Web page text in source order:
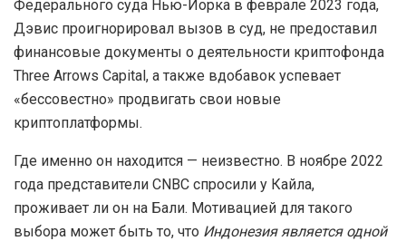
Федерального суда Нью-Йорка в феврале 2023 года,
Дэвис проигнорировал вызов в суд, не предоставил
финансовые документы о деятельности криптофонда
Three Arrows Capital, а также вдобавок успевает
«бессовестно» продвигать свои новые
криптоплатформы.
Где именно он находится — неизвестно. В ноябре 2022
года представители CNBC спросили у Кайла,
проживает ли он на Бали. Мотивацией для такого
выбора может быть то, что Индонезия является одной